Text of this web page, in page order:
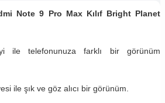
Note 9 Pro Max Kılıf Bright Planet
ile telefonunuza farklı bir görünüm
ile şık ve göz alıcı bir görünüm.